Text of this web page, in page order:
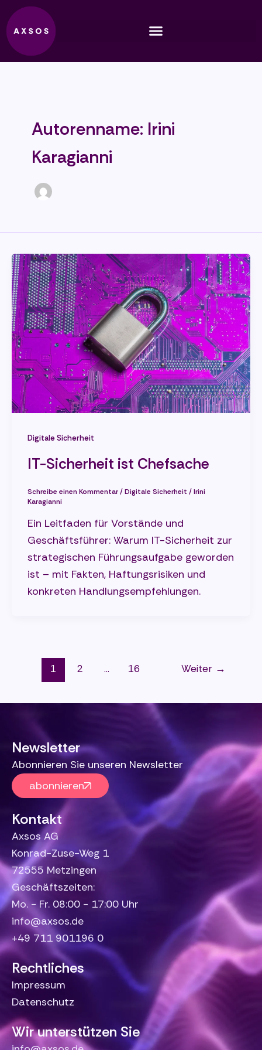
Zum
Inhalt
springen
Autorenname: Irini
Karagianni
Digitale Sicherheit
IT-Sicherheit ist Chefsache
Schreibe einen Kommentar/Digitale Sicherheit /Irini
Karagianni
Ein Leitfaden für Vorstände und
Geschäftsführer: Warum IT-Sicherheit zur
strategischen Führungsaufgabe geworden
ist – mit Fakten, Haftungsrisiken und
konkreten Handlungsempfehlungen.
1 2 … 16 Weiter →
Newsletter
Abonnieren Sie unseren Newsletter
abonnieren
Kontakt
Axsos AG
Konrad-Zuse-Weg 1
72555 Metzingen
Geschäftszeiten:
Mo. - Fr. 08:00 - 17:00 Uhr
info@axsos.de
+49 711 901196 0
Rechtliches
Impressum
Datenschutz
Wir unterstützen Sie